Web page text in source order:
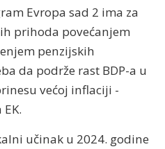
Evropa sad 2 ima za
prihoda povećanjem
penzijskih
da podrže rast BDP-a u
većoj inflaciji -
učinak u 2024. godine